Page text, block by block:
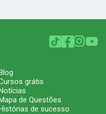
grátis
de Questões
de sucesso